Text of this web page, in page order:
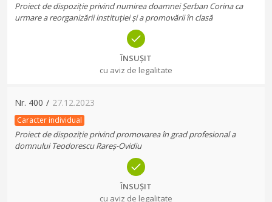
Proiect de dispoziție privind numirea doamnei Șerban Corina ca
urmare a reorganizării instituției și a promovării în clasă
ÎNSUȘIT
cu aviz de legalitate
Nr. 400 / 27.12.2023
Caracter individual
Proiect de dispoziție privind promovarea în grad profesional a
domnului Teodorescu Rareș-Ovidiu
ÎNSUȘIT
cu aviz de legalitate